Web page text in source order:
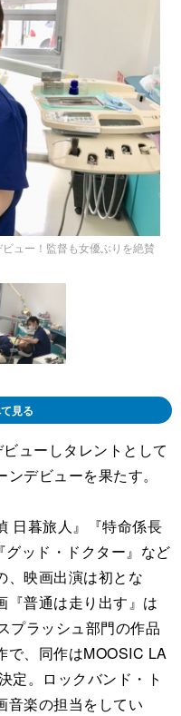
ュー！監督も女優ぶりを絶賛
見る
ューしタレントとして
デビューを果たす。
日暮旅人』『特命係長
ッド・ドクター』など
、映画出演は初とな
『普通は走り出す』は
プラッシュ部門の作品
で、同作はMOOSIC LA
定。ロックバンド・ト
音楽の担当をしてい